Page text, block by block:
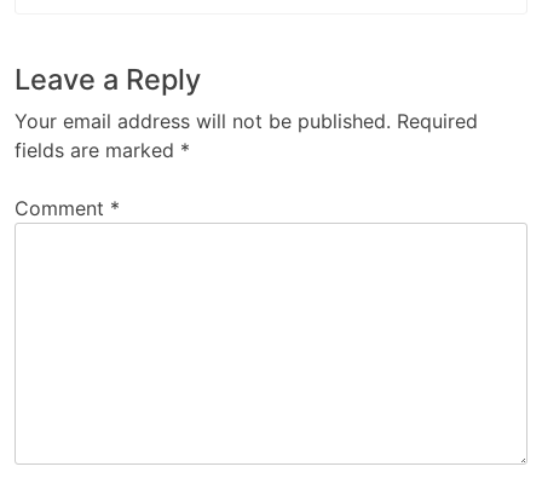
Leave a Reply
Your email address will not be published. Required
fields are marked *
Comment *